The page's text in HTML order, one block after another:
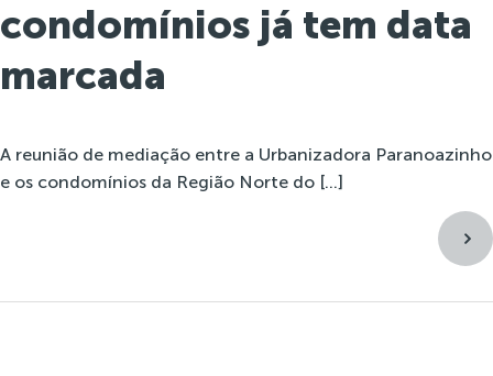
condomínios já tem data
marcada
A reunião de mediação entre a Urbanizadora Paranoazinho
e os condomínios da Região Norte do […]